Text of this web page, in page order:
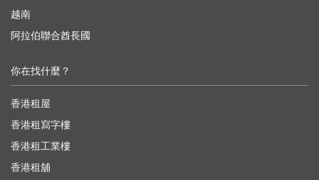
越南
阿拉伯聯合酋長國
你在找什麼？
香港租屋
香港租寫字樓
香港租工業樓
香港租舖